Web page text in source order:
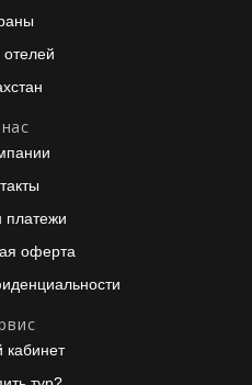
отелей
оферта
кабинет